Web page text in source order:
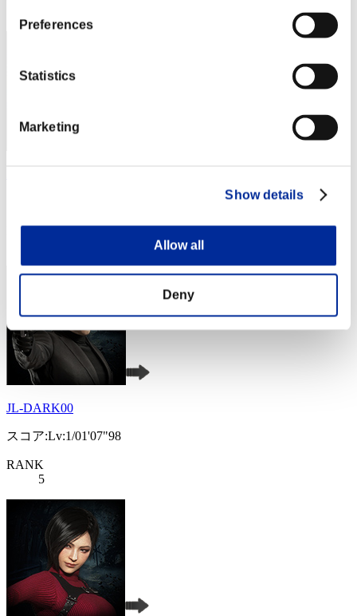
Preferences
Statistics
Marketing
Show details
Allow all
Deny
RANK
JL-DARK00
スコア:Lv:1/01'07"98
RANK
5